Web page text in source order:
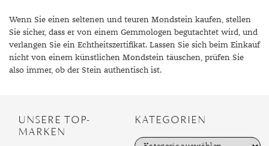
Wenn Sie einen seltenen und teuren Mondstein kaufen, stellen
Sie sicher, dass er von einem Gemmologen begutachtet wird, und
verlangen Sie ein Echtheitszertifikat. Lassen Sie sich beim Einkauf
nicht von einem künstlichen Mondstein täuschen, prüfen Sie
also immer, ob der Stein authentisch ist.
UNSERE TOP-
MARKEN
KATEGORIEN
K